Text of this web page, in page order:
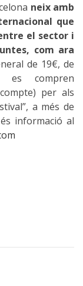
neix amb
que
el sector i
com ara
de 19€, de
es compren
per als
a més de
informació al